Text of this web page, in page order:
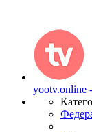
yootv.online